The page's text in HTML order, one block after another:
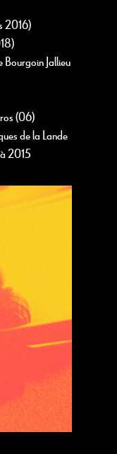
2016)
Bourgoin Jallieu
(06)
de la Lande
2015